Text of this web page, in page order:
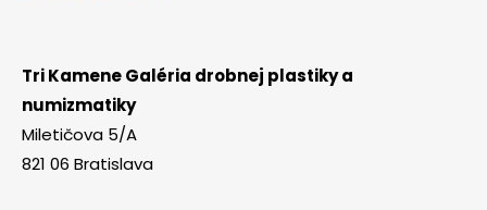
Tri Kamene Galéria drobnej plastiky a
numizmatiky
Miletičova 5/A
821 06 Bratislava